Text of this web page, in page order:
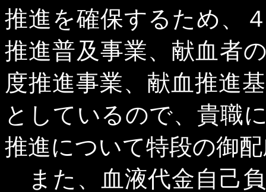
推進を確保するため、
推進普及事業、献血者
度推進事業、献血推進
としているので、貴職
推進について特段の御
また、血液代金自己